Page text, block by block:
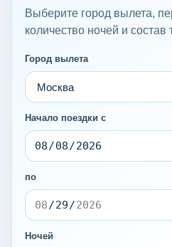
Выберите город вылета,
количество ночей и состав
Город вылета
Начало поездки с
по
Ночей